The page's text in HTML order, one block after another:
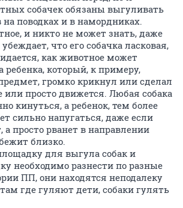
собачек обязаны выгуливать
поводках и в намордниках.
и никто не может знать, даже
что его собачка ласковая,
как животное может
ребенка, который, к примеру,
громко крикнул или сделал
или просто движется. Любая собака
кинуться, а ребенок, тем более
сильно напугаться, даже если
а просто рванет в направлении
близко.
для выгула собак и
необходимо разнести по разные
ПП, они находятся неподалеку
где гуляют дети, собаки гулять